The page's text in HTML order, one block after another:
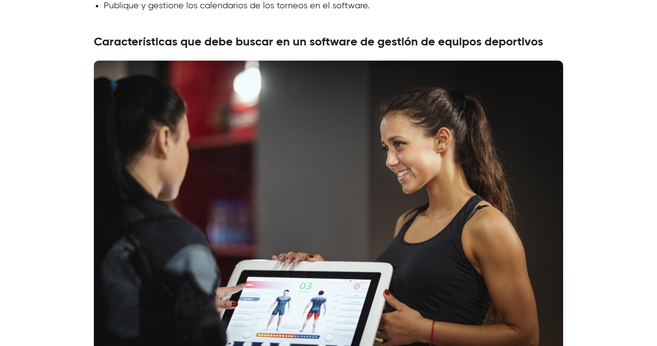
Publique y gestione los calendarios de los torneos en el software.
Características que debe buscar en un software de gestión de equipos deportivos